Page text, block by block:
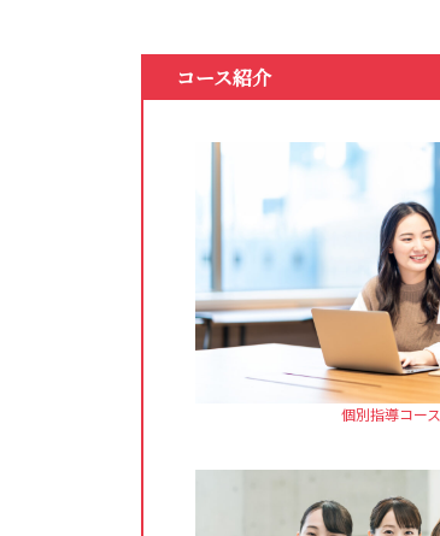
コース紹介
個別指導コース